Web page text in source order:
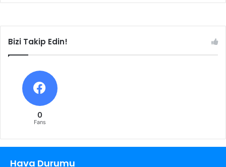
Bizi Takip Edin!
0
Fans
Hava Durumu